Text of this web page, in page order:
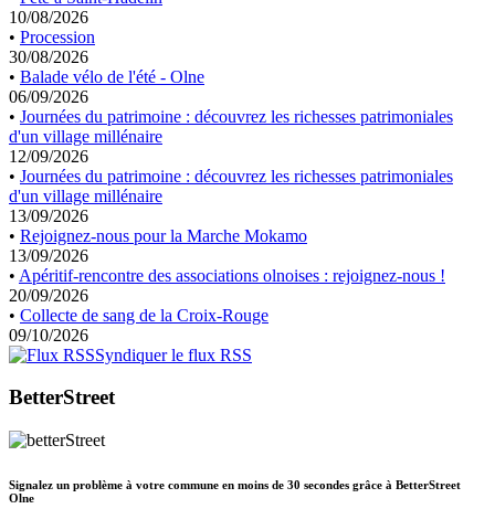
10/08/2026
• Procession
30/08/2026
• Balade vélo de l'été - Olne
06/09/2026
• Journées du patrimoine : découvrez les richesses patrimoniales
d'un village millénaire
12/09/2026
• Journées du patrimoine : découvrez les richesses patrimoniales
d'un village millénaire
13/09/2026
• Rejoignez-nous pour la Marche Mokamo
13/09/2026
• Apéritif-rencontre des associations olnoises : rejoignez-nous !
20/09/2026
• Collecte de sang de la Croix-Rouge
09/10/2026
Syndiquer le flux RSS
BetterStreet
Signalez un problème à votre commune en moins de 30 secondes grâce à BetterStreet
Olne